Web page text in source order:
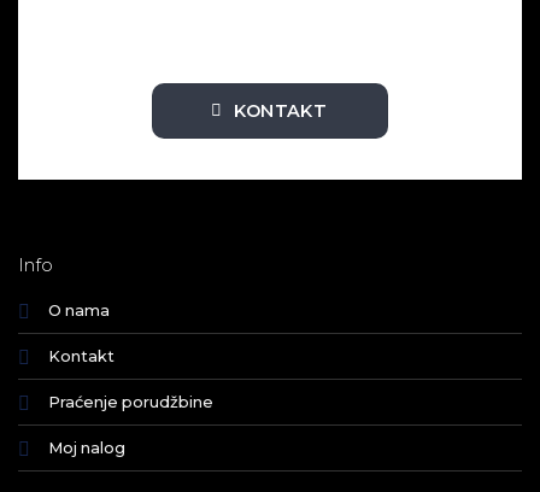
KONTAKT
Info
O nama
Kontakt
Praćenje porudžbine
Moj nalog